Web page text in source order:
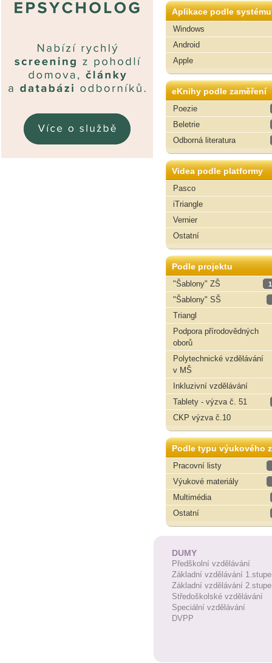
Aplikace podle systému
Windows
Android
Apple
eKnihy podle zaměření
Poezie
Beletrie
Odborná literatura
Videa podle platformy
Pasco
iTriangle
Vernier
Ostatní
Podle projektu
"Šablony" ZŠ
"Šablony" SŠ
Triangl
Podpora přírodovědných
oborů
Polytechnické vzdělávání
v MŠ
Inkluzivní vzdělávání
Tablety - výzva č. 51
CKP výzva č.10
Podle typu výukového
Pracovní listy
Výukové materiály
Multimédia
Ostatní
DUMY
Předškolní vzdělávání
Základní vzdělávání
Základní vzdělávání
Středoškolské vzdělávání
Speciální vzdělávání
DVPP